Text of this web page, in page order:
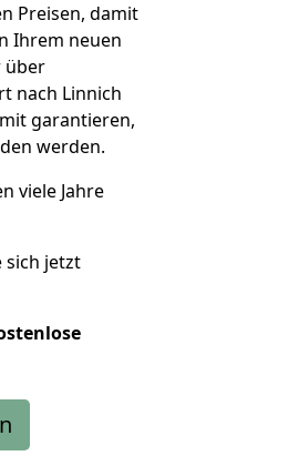
Preisen, damit
Ihrem neuen
über
nach Linnich
garantieren,
werden.
viele Jahre
sich jetzt